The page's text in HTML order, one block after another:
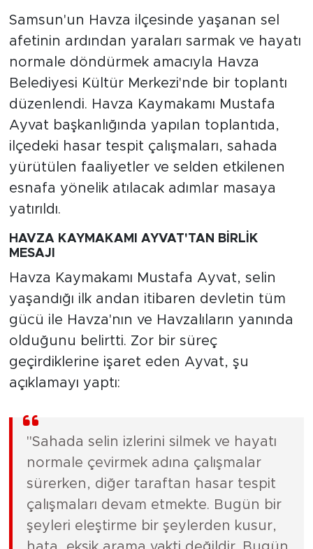
Samsun'un Havza ilçesinde yaşanan sel
afetinin ardından yaraları sarmak ve hayatı
normale döndürmek amacıyla Havza
Belediyesi Kültür Merkezi'nde bir toplantı
düzenlendi. Havza Kaymakamı Mustafa
Ayvat başkanlığında yapılan toplantıda,
ilçedeki hasar tespit çalışmaları, sahada
yürütülen faaliyetler ve selden etkilenen
esnafa yönelik atılacak adımlar masaya
yatırıldı.
HAVZA KAYMAKAMI AYVAT'TAN BİRLİK
MESAJI
Havza Kaymakamı Mustafa Ayvat, selin
yaşandığı ilk andan itibaren devletin tüm
gücü ile Havza'nın ve Havzalıların yanında
olduğunu belirtti. Zor bir süreç
geçirdiklerine işaret eden Ayvat, şu
açıklamayı yaptı:
"Sahada selin izlerini silmek ve hayatı
normale çevirmek adına çalışmalar
sürerken, diğer taraftan hasar tespit
çalışmaları devam etmekte. Bugün bir
şeyleri eleştirme bir şeylerden kusur,